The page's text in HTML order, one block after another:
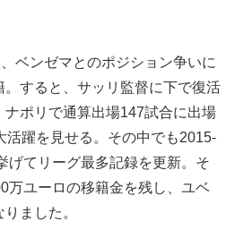
ベンゼマとのポジション争いに
すると、サッリ監督に下で復活
ナポリで通算出場147試合に出場
活躍を見せる。その中でも2015-
げてリーグ最多記録を更新。そ
万ユーロの移籍金を残し、ユベ
ました。